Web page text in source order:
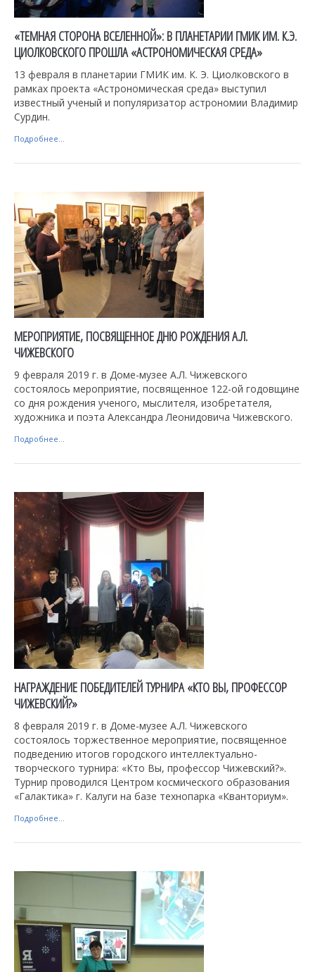
«ТЕМНАЯ СТОРОНА ВСЕЛЕННОЙ»: В ПЛАНЕТАРИИ ГМИК ИМ. К.Э.
ЦИОЛКОВСКОГО ПРОШЛА «АСТРОНОМИЧЕСКАЯ СРЕДА»
13 февраля в планетарии ГМИК им. К. Э. Циолковского в
рамках проекта «Астрономическая среда» выступил
известный ученый и популяризатор астрономии Владимир
Сурдин.
Подробнее...
МЕРОПРИЯТИЕ, ПОСВЯЩЕННОЕ ДНЮ РОЖДЕНИЯ А.Л.
ЧИЖЕВСКОГО
9 февраля 2019 г. в Доме-музее А.Л. Чижевского
состоялось мероприятие, посвященное 122-ой годовщине
со дня рождения ученого, мыслителя, изобретателя,
художника и поэта Александра Леонидовича Чижевского.
Подробнее...
НАГРАЖДЕНИЕ ПОБЕДИТЕЛЕЙ ТУРНИРА «КТО ВЫ, ПРОФЕССОР
ЧИЖЕВСКИЙ?»
8 февраля 2019 г. в Доме-музее А.Л. Чижевского
состоялось торжественное мероприятие, посвященное
подведению итогов городского интеллектуально-
творческого турнира: «Кто Вы, профессор Чижевский?».
Турнир проводился Центром космического образования
«Галактика» г. Калуги на базе технопарка «Кванториум».
Подробнее...